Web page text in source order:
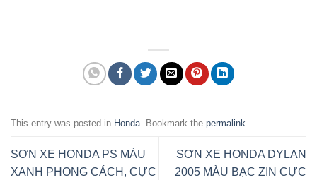
This entry was posted in Honda . Bookmark the permalink
SƠN XE HONDA PS MÀU
XANH PHONG CÁCH, CỰC
SƠN XE HONDA DYLAN
2005 MÀU BẠC ZIN CỰC